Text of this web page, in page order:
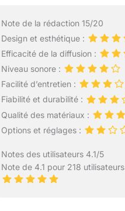
Note de la rédaction 15/20
Design et esthétique :
Efficacité de la diffusion :
Niveau sonore :
Facilité d’entretien :
Fiabilité et durabilité :
Qualité des matériaux :
Options et réglages :
Notes des utilisateurs 4.1/5
Note de 4.1 pour 218 utilisateurs